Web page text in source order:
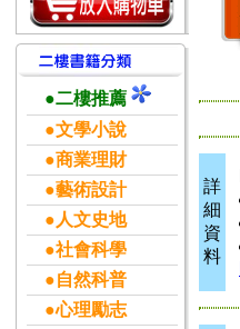
●二樓推薦
●文學小說
●商業理財
●藝術設計
●人文史地
●社會科學
●自然科普
●心理勵志
詳
細
資
料